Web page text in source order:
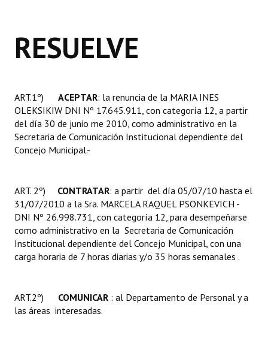
Bariloche, Municipio intercultural
Entrega de distinciones
RESUELVE
ART.1º) ACEPTAR: la renuncia de la MARIA INES
OLEKSIKIW DNI Nº 17.645.911, con categoría 12, a partir
del día 30 de junio me 2010, como administrativo en la
Secretaria de Comunicación Institucional dependiente del
Concejo Municipal.-
ART. 2º) CONTRATAR: a partir del día 05/07/10 hasta el
31/07/2010 a la Sra. MARCELA RAQUEL PSONKEVICH -
DNI Nº 26.998.731, con categoría 12, para desempeñarse
como administrativo en la Secretaria de Comunicación
Institucional dependiente del Concejo Municipal, con una
carga horaria de 7 horas diarias y/o 35 horas semanales .
ART.2º) COMUNICAR : al Departamento de Personal y a
las áreas interesadas.